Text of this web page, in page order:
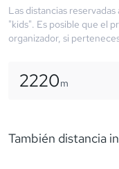
Las distancias
"kids". Es posible que el
organizador, si
2220m
También distancia